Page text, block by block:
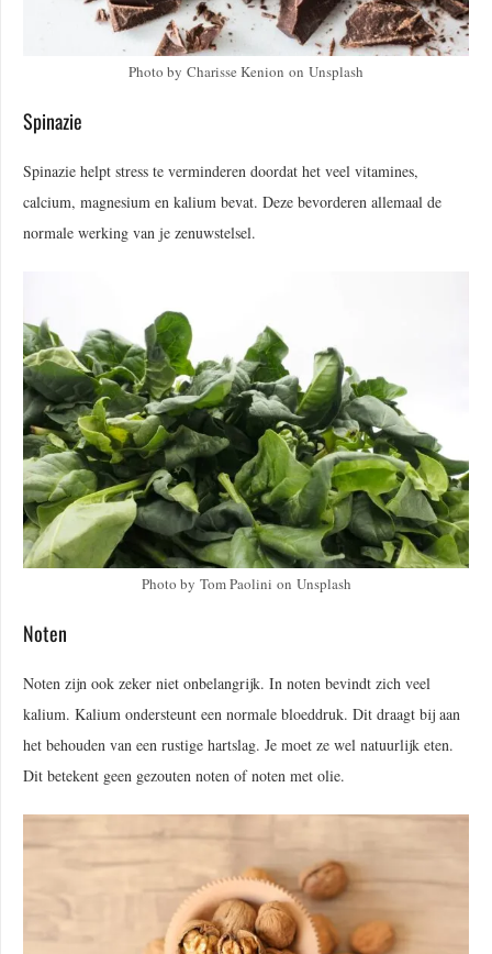
Photo by Charisse Kenion on Unsplash
Spinazie
Spinazie helpt stress te verminderen doordat het veel vitamines,
calcium, magnesium en kalium bevat. Deze bevorderen allemaal de
normale werking van je zenuwstelsel.
Photo by Tom Paolini on Unsplash
Noten
Noten zijn ook zeker niet onbelangrijk. In noten bevindt zich veel
kalium. Kalium ondersteunt een normale bloeddruk. Dit draagt bij aan
het behouden van een rustige hartslag. Je moet ze wel natuurlijk eten.
Dit betekent geen gezouten noten of noten met olie.